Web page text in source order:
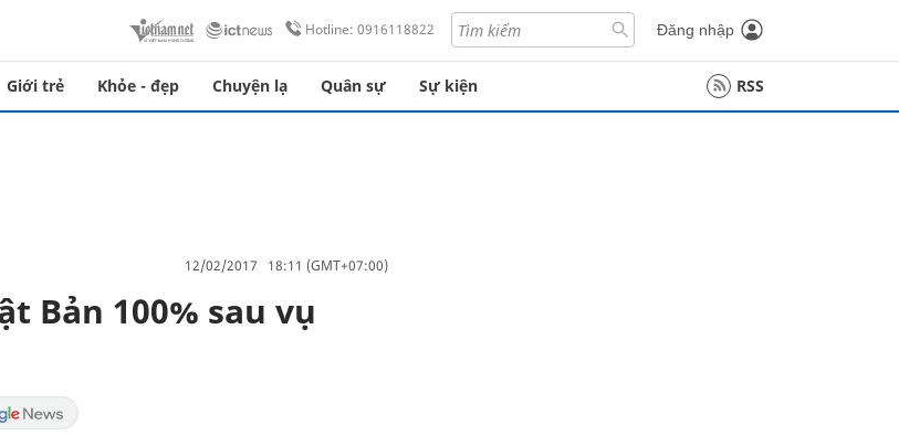
Hotline: 0916118822 Đăng nhập
Giới trẻ Khỏe - đẹp Chuyện lạ Quân sự Sự kiện RSS
12/02/2017 18:11 (GMT+07:00)
Bản 100% sau vụ